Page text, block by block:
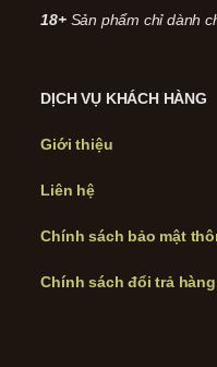
18+ Sản phẩm chỉ dành
DỊCH VỤ KHÁCH HÀNG
Giới thiệu
Liên hệ
Chính sách bảo mật
Chính sách đổi trả hàng